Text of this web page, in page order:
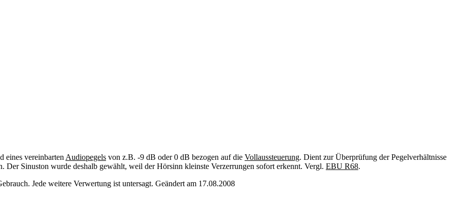
eines vereinbarten Audiopegels von z.B. -9 dB oder 0 dB bezogen auf die Vollaussteuerung. Dient zur Überprüfung der Pegelverhältnisse
Der Sinuston wurde deshalb gewählt, weil der Hörsinn kleinste Verzerrungen sofort erkennt. Vergl. EBU R68.
Jede weitere Verwertung ist untersagt. Geändert am 17.08.2008